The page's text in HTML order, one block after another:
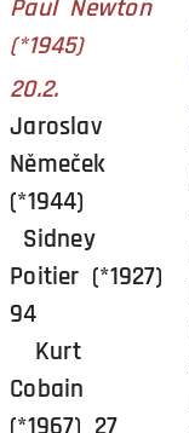
Paul Newton
(*1945)
20.2.
Jaroslav
Němeček
(*1944)
Sidney
Poitier (*1927)
94
Kurt
Cobain
(*1967) 27